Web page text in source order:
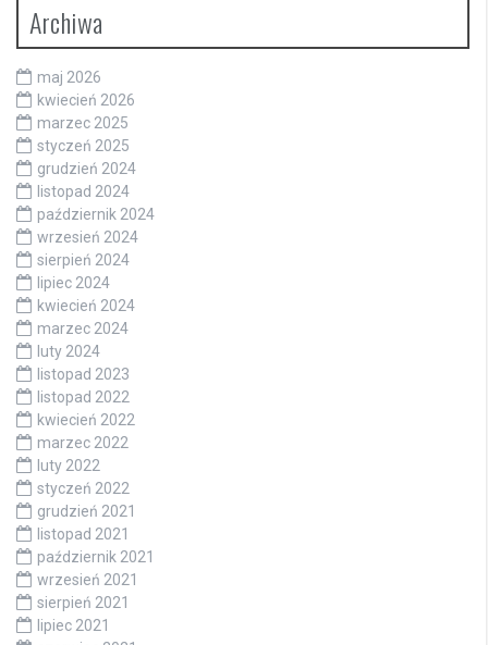
Archiwa
maj 2026
kwiecień 2026
marzec 2025
styczeń 2025
grudzień 2024
listopad 2024
październik 2024
wrzesień 2024
sierpień 2024
lipiec 2024
kwiecień 2024
marzec 2024
luty 2024
listopad 2023
listopad 2022
kwiecień 2022
marzec 2022
luty 2022
styczeń 2022
grudzień 2021
listopad 2021
październik 2021
wrzesień 2021
sierpień 2021
lipiec 2021